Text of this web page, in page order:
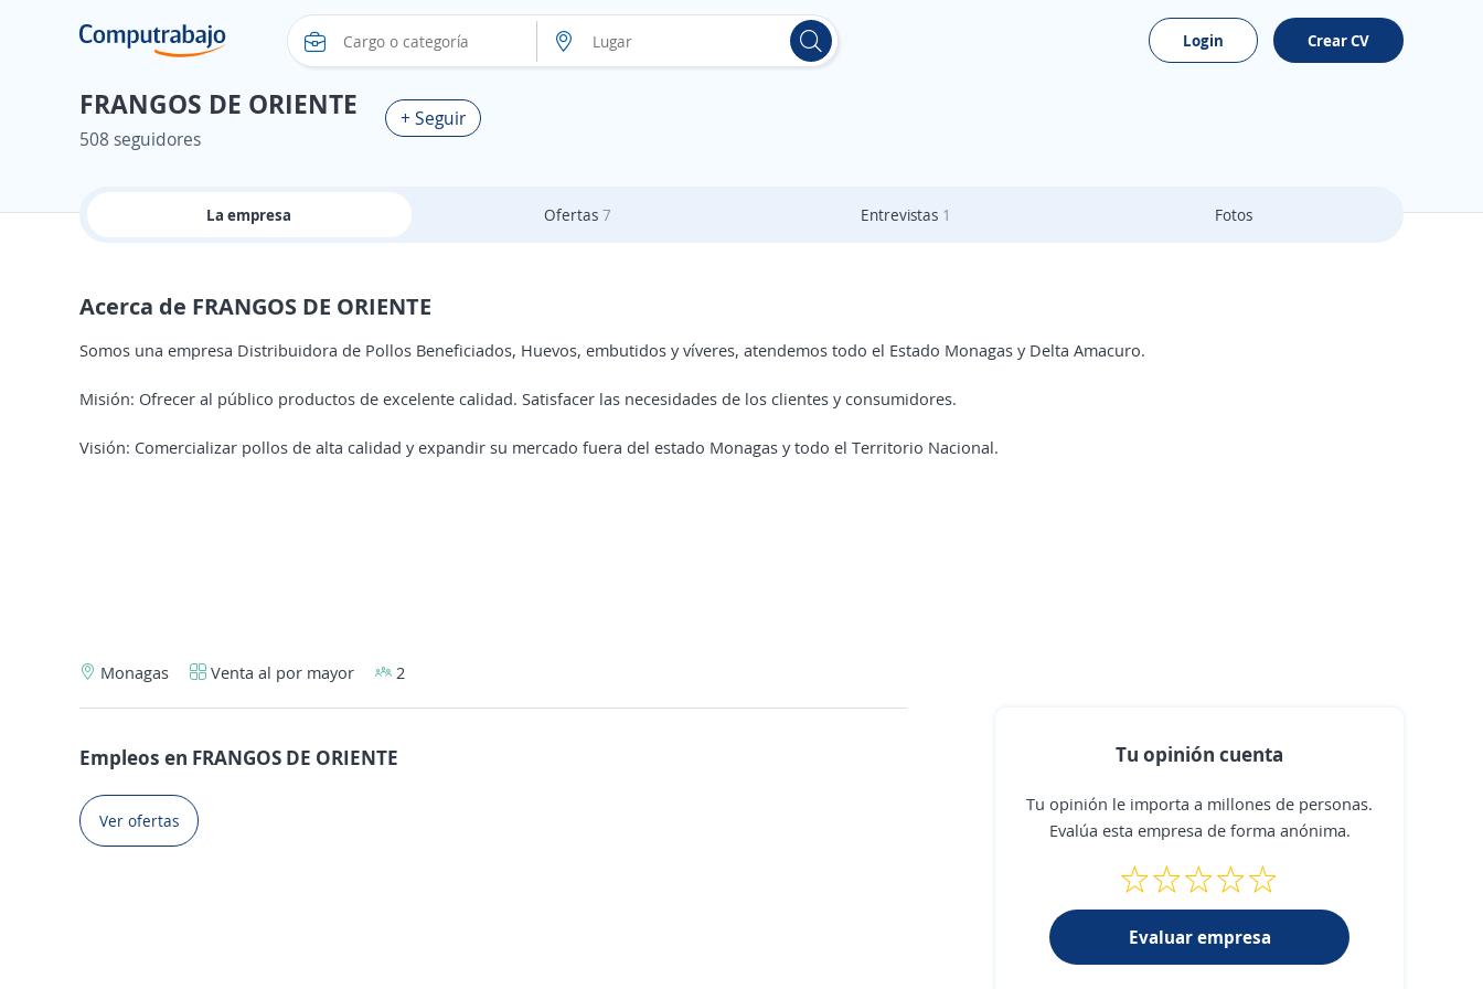
Login Crear CV
FRANGOS DE ORIENTE
508 seguidores
+ Seguir
La empresa Ofertas 7 Entrevistas 1 Fotos
Acerca de FRANGOS DE ORIENTE
Somos una empresa Distribuidora de Pollos Beneficiados, Huevos, embutidos y víveres, atendemos todo el Estado Monagas y Delta Amacuro.
Misión: Ofrecer al público productos de excelente calidad. Satisfacer las necesidades de los clientes y consumidores.
Visión: Comercializar pollos de alta calidad y expandir su mercado fuera del estado Monagas y todo el Territorio Nacional.
Monagas Venta al por mayor 2
Empleos en FRANGOS DE ORIENTE
Ver ofertas
Tu opinión cuenta
Tu opinión le importa a millones de personas.
Evalúa esta empresa de forma anónima.
Evaluar empresa